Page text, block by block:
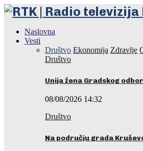
Naslovna
Vesti
Društvo Ekonomija Zdravlje
Društvo
Unija žena Gradskog
08/08/2026 14:32
Društvo
Na području grada